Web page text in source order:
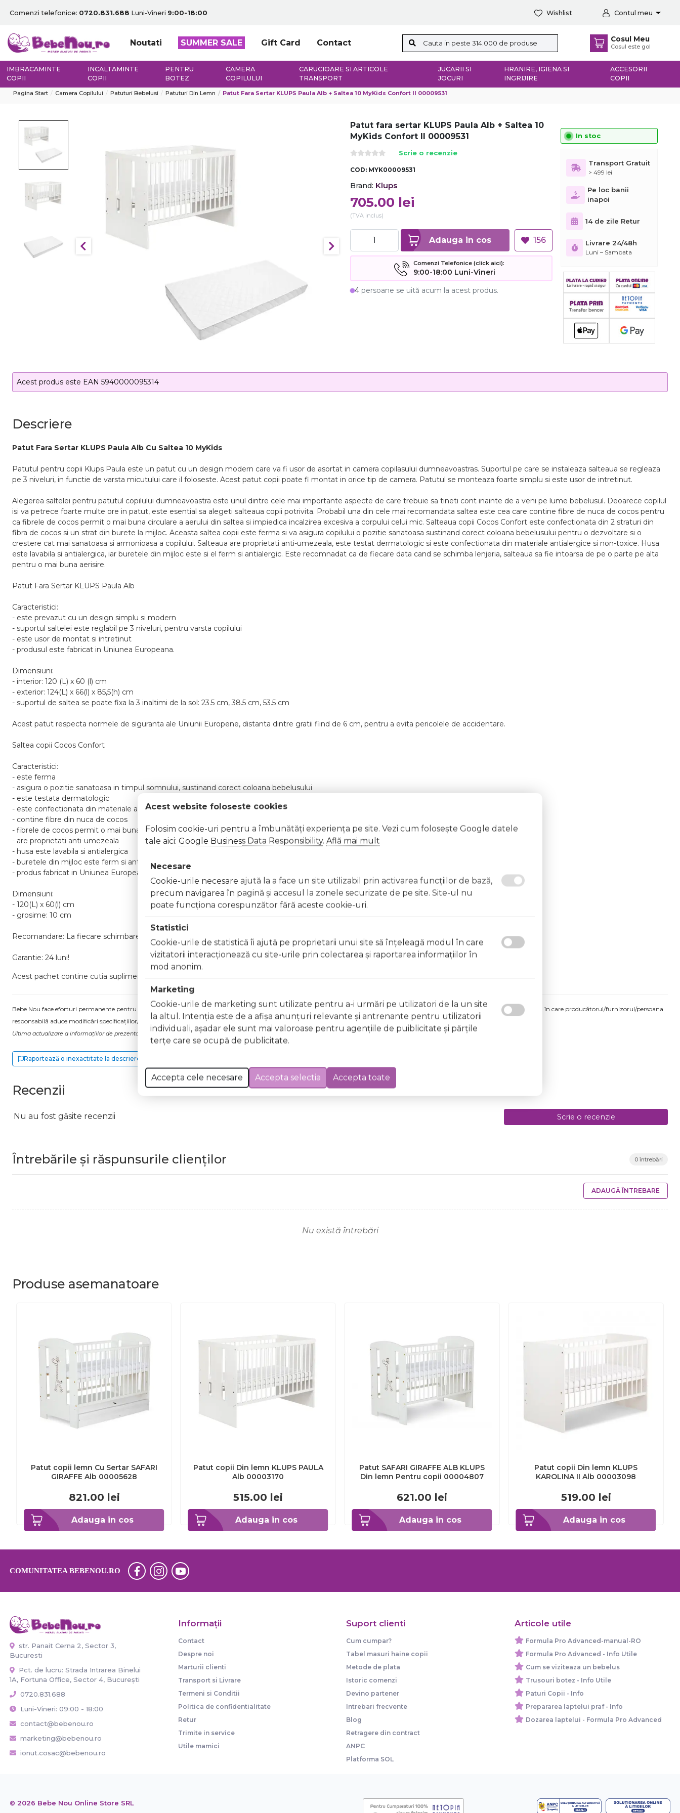
Comenzi telefonice: 0720.831.688 Luni-Vineri 9:00-18:00 Wishlist Contul meu
Noutati SUMMER SALE Gift Card Contact Cosul Meu
Cosul este gol
IMBRACAMINTE
COPII
INCALTAMINTE
COPII
PENTRU
BOTEZ
CAMERA
COPILULUI
CARUCIOARE SI ARTICOLE
TRANSPORT
JUCARII SI
JOCURI
HRANIRE, IGIENA SI
INGRIJIRE
ACCESORII
COPII
Pagina Start Camera Copilului Patuturi Bebelusi Patuturi Din Lemn Patut Fara Sertar KLUPS Paula Alb + Saltea 10 MyKids Confort II 00009531
Patut fara sertar KLUPS Paula Alb + Saltea 10
MyKids Confort II 00009531
Scrie o recenzie
COD: MYK00009531
Brand: Klups
705.00 lei
(TVA inclus)
Adauga in cos 156
Comenzi Telefonice (click aici):
9:00-18:00 Luni-Vineri
4 persoane se uită acum la acest produs.
In stoc
Transport Gratuit
> 499 lei
Pe loc banii
inapoi
14 de zile Retur
Livrare 24/48h
Luni – Sambata
Acest produs este EAN 5940000095314
Descriere
Patut Fara Sertar KLUPS Paula Alb Cu Saltea 10 MyKids
Patutul pentru copii Klups Paula este un patut cu un design modern care va fi usor de asortat in camera copilasului dumneavoastras. Suportul pe care se instaleaza salteaua se regleaza
pe 3 niveluri, in functie de varsta micutului care il foloseste. Acest patut copii poate fi montat in orice tip de camera. Patutul se monteaza foarte simplu si este usor de intretinut.
Alegerea saltelei pentru patutul copilului dumneavoastra este unul dintre cele mai importante aspecte de care trebuie sa tineti cont inainte de a veni pe lume bebelusul. Deoarece copilul
isi va petrece foarte multe ore in patut, este esential sa alegeti salteaua copii potrivita. Probabil una din cele mai recomandata saltea este cea care contine fibre de nuca de cocos pentru
ca fibrele de cocos permit o mai buna circulare a aerului din saltea si impiedica incalzirea excesiva a corpului celui mic. Salteaua copii Cocos Confort este confectionata din 2 straturi din
fibra de cocos si un strat din burete la mijloc. Aceasta saltea copii este ferma si va asigura copilului o pozitie sanatoasa sustinand corect coloana bebelusului pentru o dezvoltare si o
crestere cat mai sanatoasa si armonioasa a copilului. Salteaua are proprietati anti-umezeala, este testat dermatologic si este confectionata din materiale antialergice si non-toxice. Husa
este lavabila si antialergica, iar buretele din mijloc este si el ferm si antialergic. Este recomnadat ca de fiecare data cand se schimba lenjeria, salteaua sa fie intoarsa de pe o parte pe alta
pentru o mai buna aerisire.
Patut Fara Sertar KLUPS Paula Alb
Caracteristici:
- este prevazut cu un design simplu si modern
- suportul saltelei este reglabil pe 3 niveluri, pentru varsta copilului
- este usor de montat si intretinut
- produsul este fabricat in Uniunea Europeana.
Dimensiuni:
- interior: 120 (L) x 60 (l) cm
- exterior: 124(L) x 66(l) x 85,5(h) cm
- suportul de saltea se poate fixa la 3 inaltimi de la sol: 23.5 cm, 38.5 cm, 53.5 cm
Acest patut respecta normele de siguranta ale Uniunii Europene, distanta dintre gratii fiind de 6 cm, pentru a evita pericolele de accidentare.
Saltea copii Cocos Confort
Caracteristici:
- este ferma
- asigura o pozitie sanatoasa in timpul somnului, sustinand corect coloana bebelusului
- este testata dermatologic
- este confectionata din materiale antialergice si non-toxice
- contine fibre din nuca de cocos
- fibrele de cocos permit o mai buna circulare a aerului din saltea si impiedica incalzirea excesiva a corpului
- are proprietati anti-umezeala
- husa este lavabila si antialergica
- buretele din mijloc este ferm si antialergic
- produs fabricat in Uniunea Europeana.
Dimensiuni:
- 120(L) x 60(l) cm
- grosime: 10 cm
Recomandare: La fiecare schimbare a lenjeriei, salteaua trebuie intoarsa de pe o parte pe alta, pentru o mai buna aerisire.
Garantie: 24 luni!
Acest pachet contine cutia suplimentara de protectie inclusa in pret.
Bebe Nou face eforturi permanente pentru a păstra informațiile actualizate. Excepții pentru care informațiile prezentate pot fi diferite față de cele ale produsului comandat pot fi acelea în care producătorul/furnizorul/persoana
responsabilă aduce modificări specificațiilor/etichetei acestuia, fără a ne informa în prealabil. În cazul apariției unor diferențe, prevalează informația de pe etichetele produsului fizic.
Ultima actualizare a informațiilor de prezentare pentru Patut fara sertar KLUPS Paula Alb + Saltea 10 MyKids Confort II 00009531 a fost efectuată la data de 06.08.2026
Raportează o inexactitate la descriere
Recenzii
Nu au fost găsite recenzii Scrie o recenzie
Întrebările și răspunsurile clienților 0 întrebări
ADAUGĂ ÎNTREBARE
Nu există întrebări
Produse asemanatoare
Adauga in cos
Patut copii lemn Cu Sertar SAFARI
GIRAFFE Alb 00005628
821.00 lei
Adauga in cos
Patut copii Din lemn KLUPS PAULA
Alb 00003170
515.00 lei
Adauga in cos
Patut SAFARI GIRAFFE ALB KLUPS
Din lemn Pentru copii 00004807
621.00 lei
Adauga in cos
Patut copii Din lemn KLUPS
KAROLINA II Alb 00003098
519.00 lei
COMUNITATEA BEBENOU.RO
str. Panait Cerna 2, Sector 3,
Bucuresti
Pct. de lucru: Strada Intrarea Binelui
1A, Fortuna Office, Sector 4, București
0720.831.688
Luni-Vineri: 09:00 - 18:00
contact@bebenou.ro
marketing@bebenou.ro
ionut.cosac@bebenou.ro
Informaţii
Contact
Despre noi
Marturii clienti
Transport si Livrare
Termeni si Conditii
Politica de confidentialitate
Retur
Trimite in service
Utile mamici
Suport clienti
Cum cumpar?
Tabel masuri haine copii
Metode de plata
Istoric comenzi
Devino partener
Intrebari frecvente
Blog
Retragere din contract
ANPC
Platforma SOL
Articole utile
Formula Pro Advanced-manual-RO
Formula Pro Advanced - Info Utile
Cum se viziteaza un bebelus
Trusouri botez - Info Utile
Paturi Copii - Info
Prepararea laptelui praf - Info
Dozarea laptelui - Formula Pro Advanced
© 2026 Bebe Nou Online Store SRL
Acest website foloseste cookies
Folosim cookie-uri pentru a îmbunătăți experiența pe site. Vezi cum folosește Google datele
tale aici: Google Business Data Responsibility. Află mai mult
Necesare
Cookie-urile necesare ajută la a face un site utilizabil prin activarea funcţiilor de bază,
precum navigarea în pagină şi accesul la zonele securizate de pe site. Site-ul nu
poate funcţiona corespunzător fără aceste cookie-uri.
Statistici
Cookie-urile de statistică îi ajută pe proprietarii unui site să înţeleagă modul în care
vizitatorii interacţionează cu site-urile prin colectarea şi raportarea informaţiilor în
mod anonim.
Marketing
Cookie-urile de marketing sunt utilizate pentru a-i urmări pe utilizatori de la un site
la altul. Intenţia este de a afişa anunţuri relevante şi antrenante pentru utilizatorii
individuali, aşadar ele sunt mai valoroase pentru agenţiile de puiblicitate şi părţile
terţe care se ocupă de publicitate.
Accepta cele necesare Accepta selectia Accepta toate